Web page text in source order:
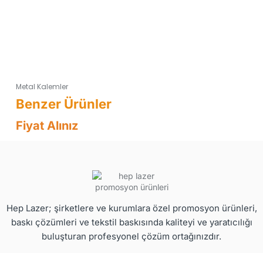
Metal Kalemler
Fiyat Alınız
Hep Lazer; şirketlere ve kurumlara özel promosyon ürünleri,
baskı çözümleri ve tekstil baskısında kaliteyi ve yaratıcılığı
buluşturan profesyonel çözüm ortağınızdır.